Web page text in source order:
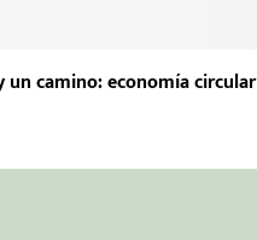
un camino: economía circular